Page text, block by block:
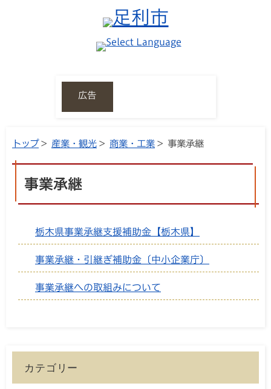
広告
トップ> 産業・観光 > 商業・工業 > 事業承継
事業承継
栃木県事業承継支援補助金【栃木県】
事業承継・引継ぎ補助金〔中小企業庁〕
事業承継への取組みについて
カテゴリー